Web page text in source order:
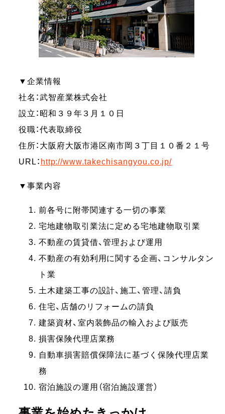
▼企業情報
社名：武智産業株式会社
設立：昭和３９年３月１０日
役職：代表取締役
住所：大阪府大阪市港区南市岡３丁目１０番２１号
URL： http://www.takechisangyou.co.jp/
▼事業内容
前各号に附帯関連する一切の事業
宅地建物取引業法に定める宅地建物取引業
不動産の賃貸借、管理および運用
不動産の有効利用に関する企画、コンサルタン
ト業
土木建築工事の設計、施工、管理、請負
住宅、店舗のリフォームの請負
建築資材、室内装飾品の輸入および販売
損害保険代理店業務
自動車損害賠償保障法に基づく保険代理店業
務
宿泊施設の運用（宿泊施設運営）